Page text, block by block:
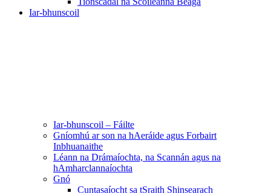
Iar-bhunscoil
Iar-bhunscoil – Fáilte
Gníomhú ar son na hAeráide agus Forbairt
Inbhuanaithe
Léann na Drámaíochta, na Scannán agus na
hAmharclannaíochta
Gnó
Cuntasaíocht sa tSraith Shinsearach